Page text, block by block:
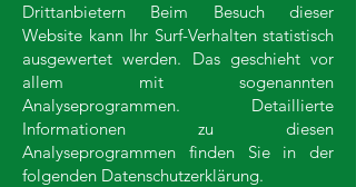
Drittanbietern Beim Besuch dieser
Website kann Ihr Surf-Verhalten statistisch
ausgewertet werden. Das geschieht vor
allem mit sogenannten
Analyseprogrammen. Detaillierte
Informationen zu diesen
Analyseprogrammen finden Sie in der
folgenden Datenschutzerklärung.